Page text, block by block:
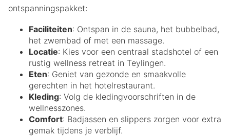
ontspanningspakket:
Faciliteiten: Ontspan in de sauna, het bubbelbad,
het zwembad of met een massage.
Locatie: Kies voor een centraal stadshotel of een
rustig wellness retreat in Teylingen.
Eten: Geniet van gezonde en smaakvolle
gerechten in het hotelrestaurant.
Kleding: Volg de kledingvoorschriften in de
wellnesszones.
Comfort: Badjassen en slippers zorgen voor extra
gemak tijdens je verblijf.